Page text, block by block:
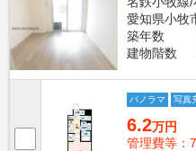
愛知県小牧
築年数
建物階数
パノラマ 写真
6.2万円
管理費等：